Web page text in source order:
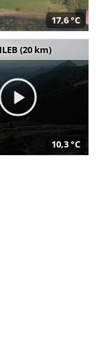
17,6 °C
(20 km)
10,3 °C